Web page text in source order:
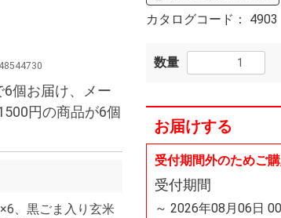
カタログコード： 4903
数量
お届けする
受付期間外のためご
受付期間
～ 2026年08月06日
個お届け、メー
円の商品が6個
、黒ごま入り玄米